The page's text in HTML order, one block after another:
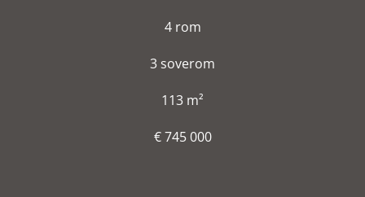
4 rom
3 soverom
113 m²
€ 745 000